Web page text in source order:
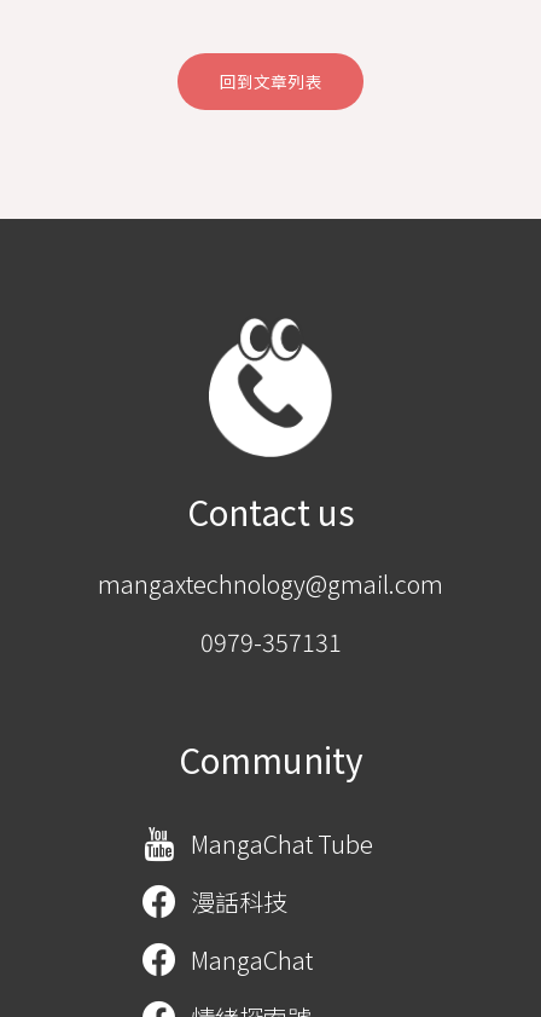
回到文章列表
Contact us
mangaxtechnology@gmail.com
0979-357131
Community
MangaChat Tube
漫話科技
MangaChat